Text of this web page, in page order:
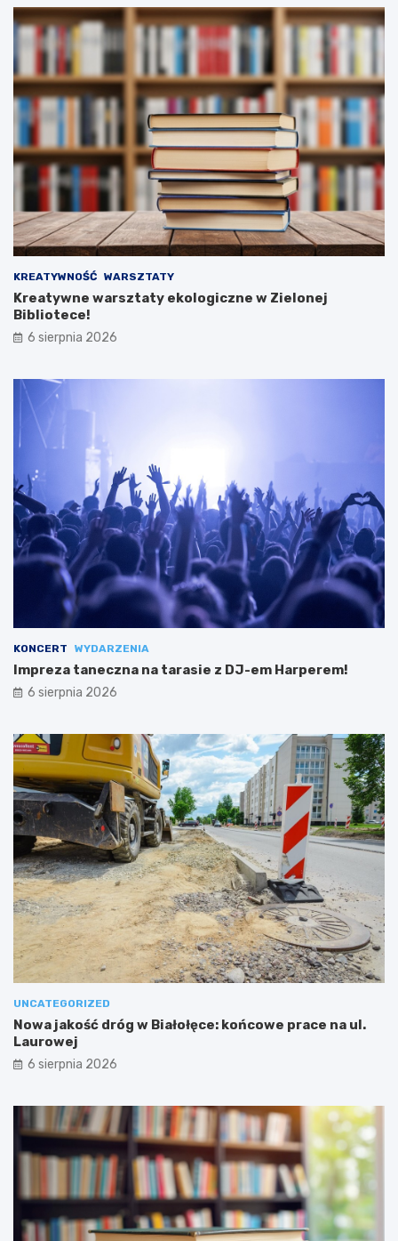
KREATYWNOŚĆ WARSZTATY
Kreatywne warsztaty ekologiczne w Zielonej
Bibliotece!
6 sierpnia 2026
KONCERT WYDARZENIA
Impreza taneczna na tarasie z DJ-em Harperem!
6 sierpnia 2026
UNCATEGORIZED
Nowa jakość dróg w Białołęce: końcowe prace na ul.
Laurowej
6 sierpnia 2026